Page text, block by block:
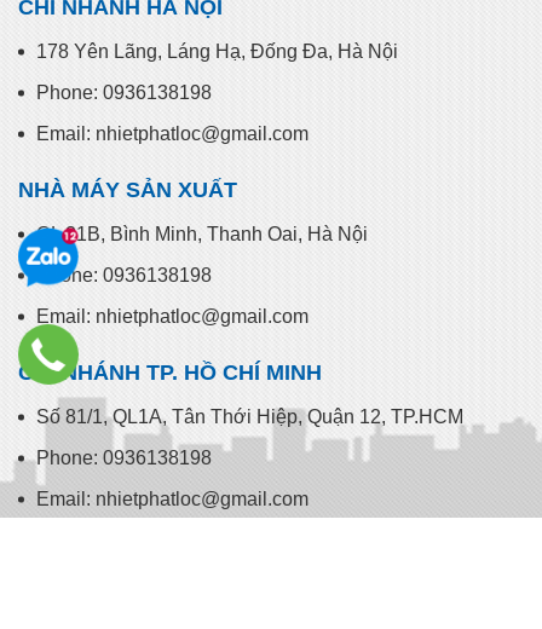
CHI NHÁNH HÀ NỘI
Phone: 0936138198
Email: nhietphatloc@gmail.com
NHÀ MÁY SẢN XUẤT
QL 21B, Bình Minh, Thanh Oai, Hà Nội
Phone: 0936138198